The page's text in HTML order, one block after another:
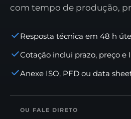
com tempo de produção,
Resposta técnica em 48 h
Cotação inclui prazo, preço e
Anexe ISO, PFD ou data
OU FALE DIRETO